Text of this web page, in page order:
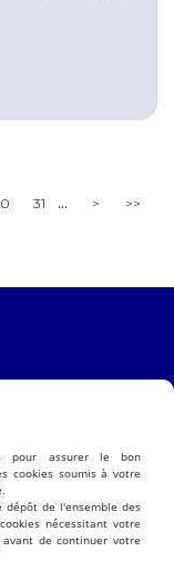
31 ... > >>
pour assurer le bon
cookies soumis à votre
dépôt de l'ensemble des
nécessitant votre
avant de continuer votre